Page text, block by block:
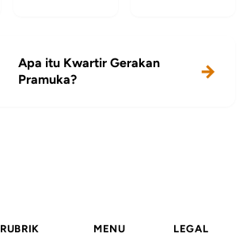
Apa itu Kwartir Gerakan
Pramuka?
RUBRIK MENU LEGAL